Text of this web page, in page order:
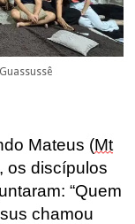
Mateus (Mt
os discípulos
: “Quem
chamou